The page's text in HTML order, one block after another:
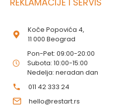
Koče Popovića 4,
11 000 Beograd
Pon-Pet: 09:00-20:00
Subota: 10:00-15:00
Nedelja: neradan dan
011 42 333 24
hello@restart.rs